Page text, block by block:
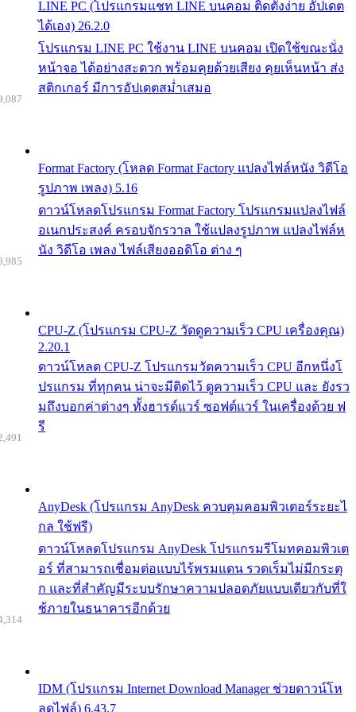
LINE PC (โปรแกรมแชท LINE บนคอม ติดตั้งง่าย อัปเดต
ได้เอง) 26.2.0
โปรแกรม LINE PC ใช้งาน LINE บนคอม เปิดใช้ขณะนั่ง
หน้าจอ ได้อย่างสะดวก พร้อมคุยด้วยเสียง คุยเห็นหน้า ส่ง
สติกเกอร์ มีการอัปเดตสม่ำเสมอ
Format Factory (โหลด Format Factory แปลงไฟล์หนัง วิดีโอ
รูปภาพ เพลง) 5.16
ดาวน์โหลดโปรแกรม Format Factory โปรแกรมแปลงไฟล์
อเนกประสงค์ ครอบจักรวาล ใช้แปลงรูปภาพ แปลงไฟล์ห
นัง วิดีโอ เพลง ไฟล์เสียงออดิโอ ต่าง ๆ
CPU-Z (โปรแกรม CPU-Z วัดดูความเร็ว CPU เครื่องคุณ)
2.20.1
ดาวน์โหลด CPU-Z โปรแกรมวัดความเร็ว CPU อีกหนึ่งโ
ปรแกรม ที่ทุกคน น่าจะมีติดไว้ ดูความเร็ว CPU และ ยังรว
มถึงบอกค่าต่างๆ ทั้งฮารด์แวร์ ซอฟต์แวร์ ในเครื่องด้วย ฟ
รี
AnyDesk (โปรแกรม AnyDesk ควบคุมคอมพิวเตอร์ระยะไ
กล ใช้ฟรี)
ดาวน์โหลดโปรแกรม AnyDesk โปรแกรมรีโมทคอมพิวเต
อร์ ที่สามารถเชื่อมต่อแบบไร้พรมแดน รวดเร็มไม่มีกระตุ
ก และที่สำคัญมีระบบรักษาความปลอดภัยแบบเดียวกับที่ใ
ช้ภายในธนาคารอีกด้วย
IDM (โปรแกรม Internet Download Manager ช่วยดาวน์โห
ลดไฟล์) 6.43.7